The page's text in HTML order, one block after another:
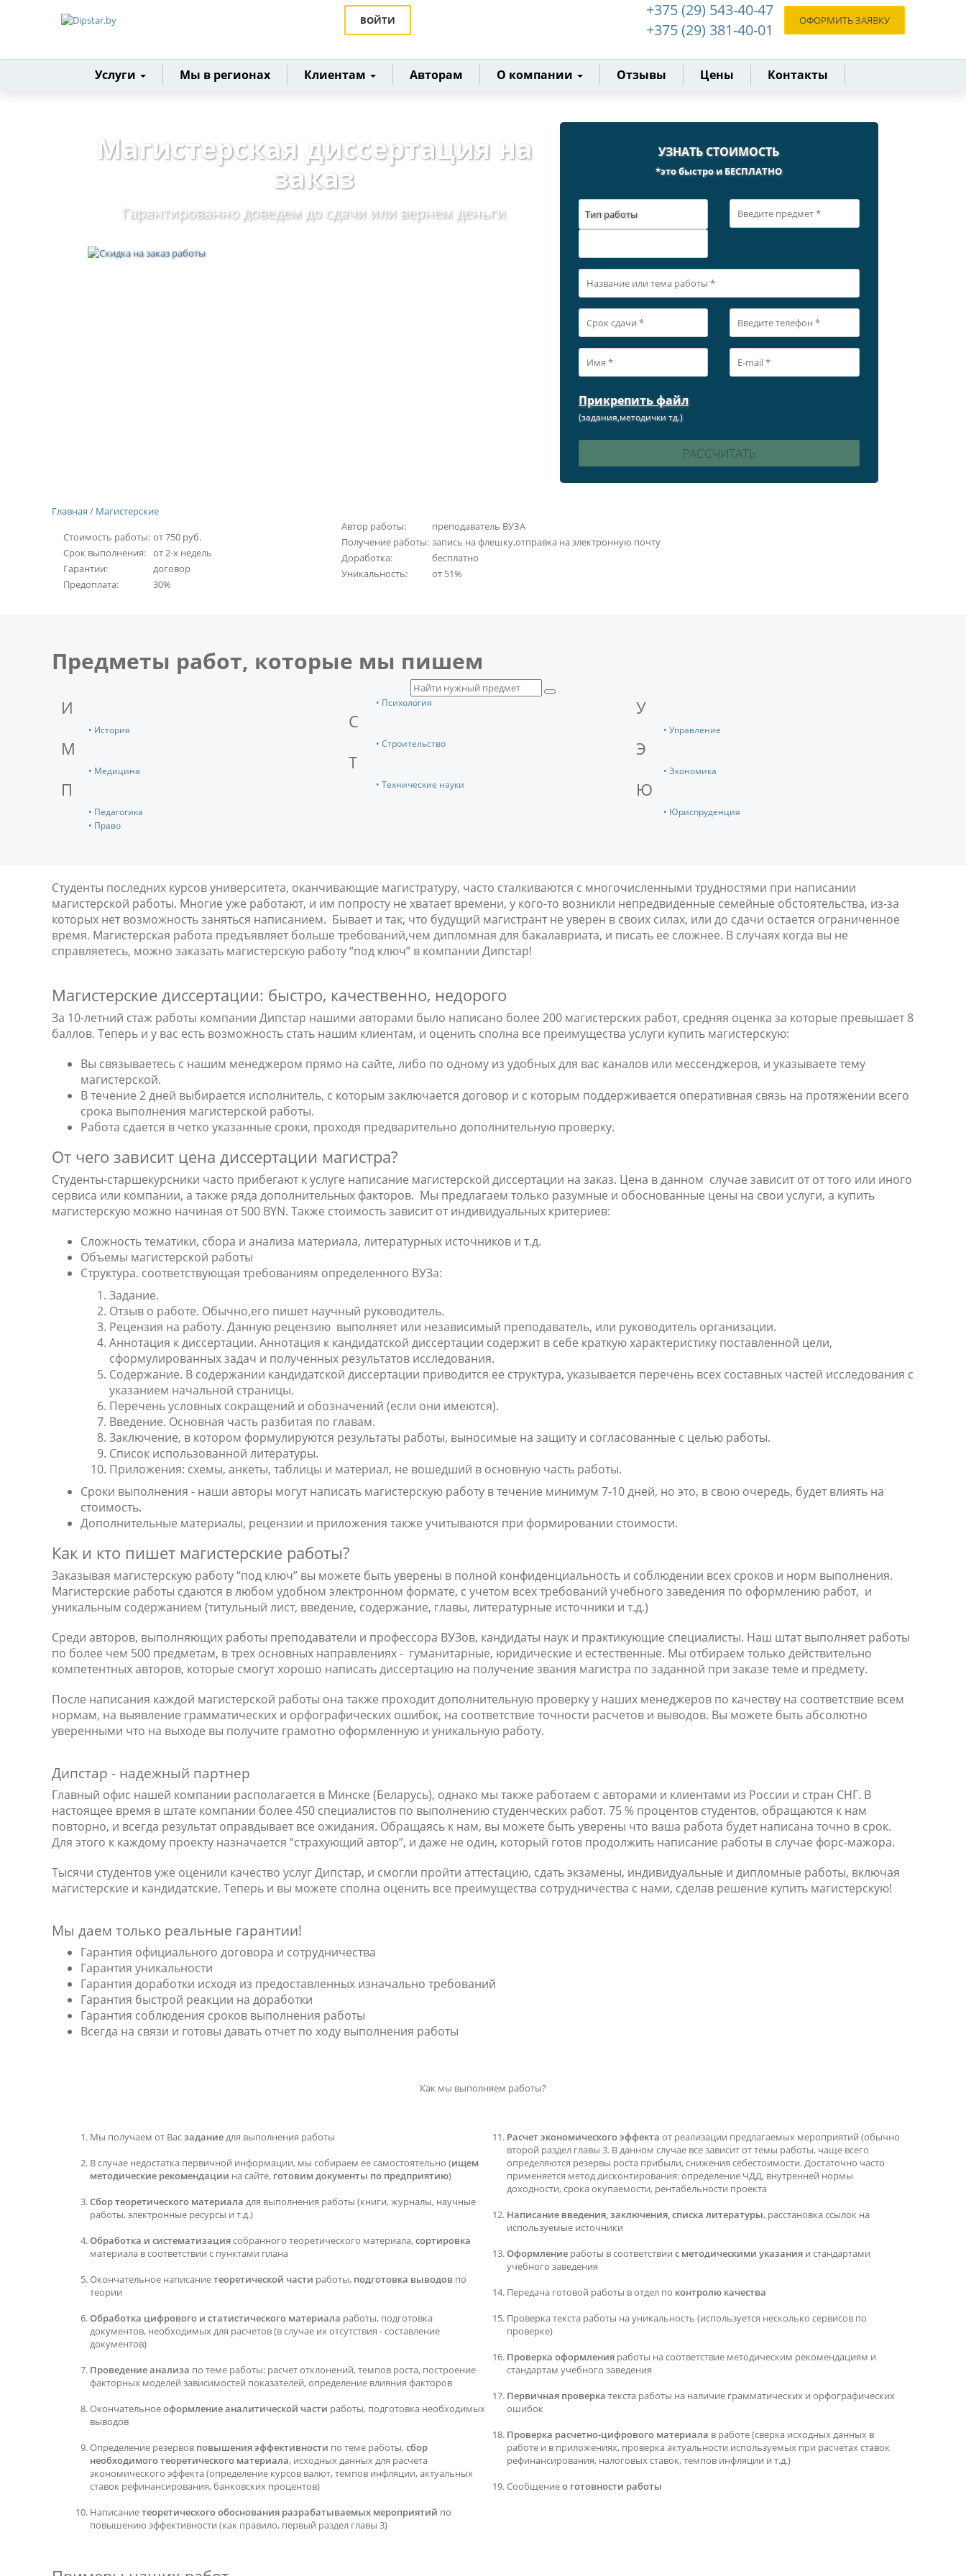
ВОЙТИ
+375 (29) 543-40-47
+375 (29) 381-40-01
ОФОРМИТЬ ЗАЯВКУ
Главная
Услуги Мы в регионах Клиентам Авторам О компании Отзывы Цены Контакты
Магистерская диссертация на
заказ
Гарантированно доведем до сдачи или вернем деньги
УЗНАТЬ СТОИМОСТЬ
*это быстро и БЕСПЛАТНО
Тип работы
Прикрепить файл
(задания,методички тд.)
Главная / Магистерские
Стоимость работы: от750 руб.
Срок выполнения: от 2-х недель
Гарантии:
договор
Предоплата:
30%
Автор работы:
преподаватель ВУЗА
Получение работы: запись на флешку,отправка на электронную почту
Доработка:
бесплатно
Уникальность:
от 51%
Предметы работ, которые мы пишем
И
• История
М
• Медицина
П
• Педагогика
• Право
• Психология
С
• Строительство
Т
• Технические науки
У
• Управление
Э
• Экономика
Ю
• Юриспруденция
Студенты последних курсов университета, оканчивающие магистратуру, часто сталкиваются с многочисленными трудностями при написании
магистерской работы. Многие уже работают, и им попросту не хватает времени, у кого-то возникли непредвиденные семейные обстоятельства, из-за
которых нет возможность заняться написанием. Бывает и так, что будущий магистрант не уверен в своих силах, или до сдачи остается ограниченное
время. Магистерская работа предъявляет больше требований,чем дипломная для бакалавриата, и писать ее сложнее. В случаях когда вы не
справляетесь, можно заказать магистерскую работу “под ключ” в компании Дипстар!
Магистерские диссертации: быстро, качественно, недорого
За 10-летний стаж работы компании Дипстар нашими авторами было написано более 200 магистерских работ, средняя оценка за которые превышает 8
баллов. Теперь и у вас есть возможность стать нашим клиентам, и оценить сполна все преимущества услуги купить магистерскую:
Вы связываетесь с нашим менеджером прямо на сайте, либо по одному из удобных для вас каналов или мессенджеров, и указываете тему
магистерской.
В течение 2 дней выбирается исполнитель, с которым заключается договор и с которым поддерживается оперативная связь на протяжении всего
срока выполнения магистерской работы.
Работа сдается в четко указанные сроки, проходя предварительно дополнительную проверку.
От чего зависит цена диссертации магистра?
Студенты-старшекурсники часто прибегают к услуге написание магистерской диссертации на заказ. Цена в данном случае зависит от от того или иного
сервиса или компании, а также ряда дополнительных факторов. Мы предлагаем только разумные и обоснованные цены на свои услуги, а купить
магистерскую можно начиная от 500 BYN. Также стоимость зависит от индивидуальных критериев:
Сложность тематики, сбора и анализа материала, литературных источников и т.д.
Объемы магистерской работы
Структура. соответствующая требованиям определенного ВУЗа:
Задание.
Отзыв о работе. Обычно,его пишет научный руководитель.
Рецензия на работу. Данную рецензию выполняет или независимый преподаватель, или руководитель организации.
Аннотация к диссертации. Аннотация к кандидатской диссертации содержит в себе краткую характеристику поставленной цели,
сформулированных задач и полученных результатов исследования.
Содержание. В содержании кандидатской диссертации приводится ее структура, указывается перечень всех составных частей исследования с
указанием начальной страницы.
Перечень условных сокращений и обозначений (если они имеются).
Введение. Основная часть разбитая по главам.
Заключение, в котором формулируются результаты работы, выносимые на защиту и согласованные с целью работы.
Список использованной литературы.
Приложения: схемы, анкеты, таблицы и материал, не вошедший в основную часть работы.
Сроки выполнения - наши авторы могут написать магистерскую работу в течение минимум 7-10 дней, но это, в свою очередь, будет влиять на
стоимость.
Дополнительные материалы, рецензии и приложения также учитываются при формировании стоимости.
Как и кто пишет магистерские работы?
Заказывая магистерскую работу “под ключ” вы можете быть уверены в полной конфиденциальность и соблюдении всех сроков и норм выполнения.
Магистерские работы сдаются в любом удобном электронном формате, с учетом всех требований учебного заведения по оформлению работ, и
уникальным содержанием (титульный лист, введение, содержание, главы, литературные источники и т.д.)
Среди авторов, выполняющих работы преподаватели и профессора ВУЗов, кандидаты наук и практикующие специалисты. Наш штат выполняет работы
по более чем 500 предметам, в трех основных направлениях - гуманитарные, юридические и естественные. Мы отбираем только действительно
компетентных авторов, которые смогут хорошо написать диссертацию на получение звания магистра по заданной при заказе теме и предмету.
После написания каждой магистерской работы она также проходит дополнительную проверку у наших менеджеров по качеству на соответствие всем
нормам, на выявление грамматических и орфографических ошибок, на соответствие точности расчетов и выводов. Вы можете быть абсолютно
уверенными что на выходе вы получите грамотно оформленную и уникальную работу.
Дипстар - надежный партнер
Главный офис нашей компании располагается в Минске (Беларусь), однако мы также работаем с авторами и клиентами из России и стран СНГ. В
настоящее время в штате компании более 450 специалистов по выполнению студенческих работ. 75 % процентов студентов, обращаются к нам
повторно, и всегда результат оправдывает все ожидания. Обращаясь к нам, вы можете быть уверены что ваша работа будет написана точно в срок.
Для этого к каждому проекту назначается “страхующий автор”, и даже не один, который готов продолжить написание работы в случае форс-мажора.
Тысячи студентов уже оценили качество услуг Дипстар, и смогли пройти аттестацию, сдать экзамены, индивидуальные и дипломные работы, включая
магистерские и кандидатские. Теперь и вы можете сполна оценить все преимущества сотрудничества с нами, сделав решение купить магистерскую!
Мы даем только реальные гарантии!
Гарантия официального договора и сотрудничества
Гарантия уникальности
Гарантия доработки исходя из предоставленных изначально требований
Гарантия быстрой реакции на доработки
Гарантия соблюдения сроков выполнения работы
Всегда на связи и готовы давать отчет по ходу выполнения работы
Как мы выполняем работы?
Мы получаем от Васзаданиедля выполнения работы
В случае недостатка первичной информации, мы собираем ее самостоятельно (ищем
методические рекомендации на сайте, готовим документы по предприятию)
Сбор теоретического материала для выполнения работы (книги, журналы, научные
работы, электронные ресурсы и т.д.)
Обработка и систематизациясобранного теоретического материала,сортировка
материала в соответствии с пунктами плана
Окончательное написаниетеоретической части работы, подготовка выводов по
теории
Обработка цифрового и статистического материала работы, подготовка
документов, необходимых для расчетов (в случае их отсутствия - составление
документов)
Проведение анализа по теме работы: расчет отклонений, темпов роста, построение
факторных моделей зависимостей показателей, определение влияния факторов
Окончательноеоформление аналитической части работы, подготовка необходимых
выводов
Определение резервов повышения эффективности по теме работы,сбор
необходимого теоретического материала, исходных данных для расчета
экономического эффекта (определение курсов валют, темпов инфляции, актуальных
ставок рефинансирования, банковских процентов)
Написаниетеоретического обоснования разрабатываемых мероприятий по
повышению эффективности (как правило, первый раздел главы 3)
Расчет экономического эффекта от реализации предлагаемых мероприятий (обычно
второй раздел главы 3. В данном случае все зависит от темы работы, чаще всего
определяются резервы роста прибыли, снижения себестоимости. Достаточно часто
применяется метод дисконтирования: определение ЧДД, внутренней нормы
доходности, срока окупаемости, рентабельности проекта
Написание введения, заключения, списка литературы, расстановка ссылок на
используемые источники
Оформление работы в соответствии с методическими указания и стандартами
учебного заведения
Передача готовой работы в отдел по контролю качества
Проверка текста работы на уникальность (используется несколько сервисов по
проверке)
Проверка оформления работы на соответствие методическим рекомендациям и
стандартам учебного заведения
Первичная проверка текста работы на наличие грамматических и орфографических
ошибок
Проверка расчетно-цифрового материала в работе (сверка исходных данных в
работе и в приложениях, проверка актуальности используемых при расчетах ставок
рефинансирования, налоговых ставок, темпов инфляции и т.д.)
Сообщениео готовности работы